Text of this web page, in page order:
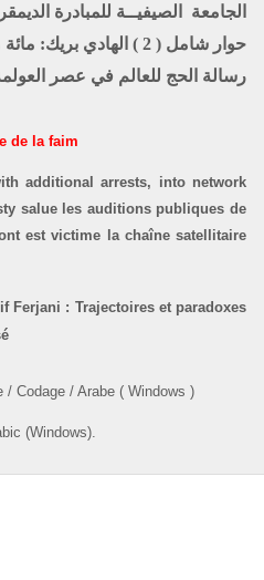
الجامعة الصيفيــة للمبادرة
حوار شامل ( 2 )
الهادي بريك:
رسالة الحج للعالم في عصر العولمة
de la faim
additional arrests, into network
salue les auditions publiques de
est victime la chaîne satellitaire
Ferjani : Trajectoires et paradoxes
/ Codage/ Arabe ( Windows )
(Windows).